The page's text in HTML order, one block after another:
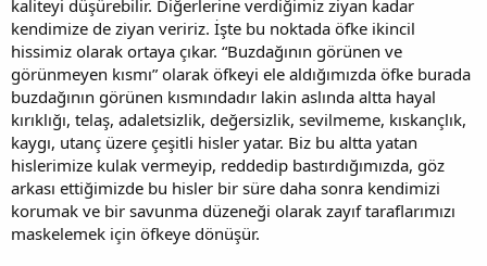
kaliteyi düşürebilir. Diğerlerine verdiğimiz ziyan kadar
kendimize de ziyan veririz. İşte bu noktada öfke ikincil
hissimiz olarak ortaya çıkar. “Buzdağının görünen ve
görünmeyen kısmı” olarak öfkeyi ele aldığımızda öfke burada
buzdağının görünen kısmındadır lakin aslında altta hayal
kırıklığı, telaş, adaletsizlik, değersizlik, sevilmeme, kıskançlık,
kaygı, utanç üzere çeşitli hisler yatar. Biz bu altta yatan
hislerimize kulak vermeyip, reddedip bastırdığımızda, göz
arkası ettiğimizde bu hisler bir süre daha sonra kendimizi
korumak ve bir savunma düzeneği olarak zayıf taraflarımızı
maskelemek için öfkeye dönüşür.